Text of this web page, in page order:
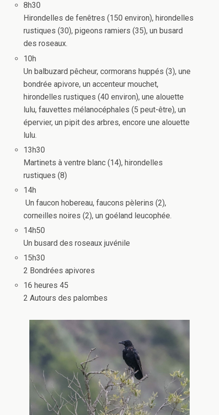
8h30
Hirondelles de fenêtres (150 environ), hirondelles
rustiques (30), pigeons ramiers (35), un busard
des roseaux.
10h
Un balbuzard pêcheur, cormorans huppés (3), une
bondrée apivore, un accenteur mouchet,
hirondelles rustiques (40 environ), une alouette
lulu, fauvettes mélanocéphales (5 peut-être), un
épervier, un pipit des arbres, encore une alouette
lulu.
13h30
Martinets à ventre blanc (14), hirondelles
rustiques (8)
14h
Un faucon hobereau, faucons pèlerins (2),
corneilles noires (2), un goéland leucophée.
14h50
Un busard des roseaux juvénile
15h30
2 Bondrées apivores
16 heures 45
2 Autours des palombes